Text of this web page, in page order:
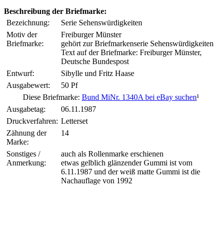
Beschreibung der Briefmarke:
Bezeichnung:
Serie Sehenswürdigkeiten
Motiv der
Briefmarke:
Freiburger Münster
gehört zur Briefmarkenserie Sehenswürdigkeiten
Text auf der Briefmarke: Freiburger Münster,
Deutsche Bundespost
Entwurf:
Sibylle und Fritz Haase
Ausgabewert:
50 Pf
Diese Briefmarke: Bund MiNr. 1340A bei eBay suchen¹
Ausgabetag:
06.11.1987
Druckverfahren: Letterset
Zähnung der
Marke:
14
Sonstiges /
Anmerkung:
auch als Rollenmarke erschienen
etwas gelblich glänzender Gummi ist vom
6.11.1987 und der weiß matte Gummi ist die
Nachauflage von 1992